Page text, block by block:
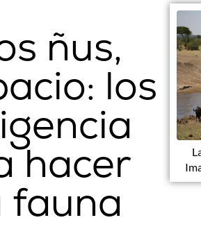
ñus,
los
hacer
fauna